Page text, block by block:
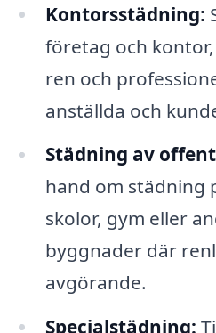
Kontorsstädning:
företag och
ren och
anställda och
Städning av
hand om städning
skolor, gym eller
byggnader där
avgörande.
Specialstädning: